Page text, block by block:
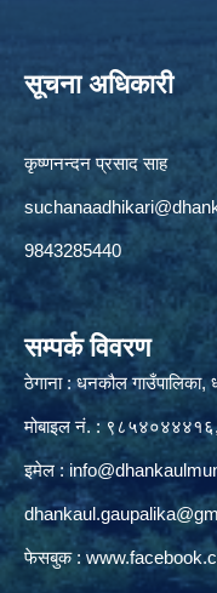
सूचना अधिकारी
कृष्णनन्दन प्रसाद साह
9843285440
सम्पर्क विवरण
ठेगाना : धनकौल गाउँपालिका,
मोबाइल नं. :
इमेल :
फेसबुक :